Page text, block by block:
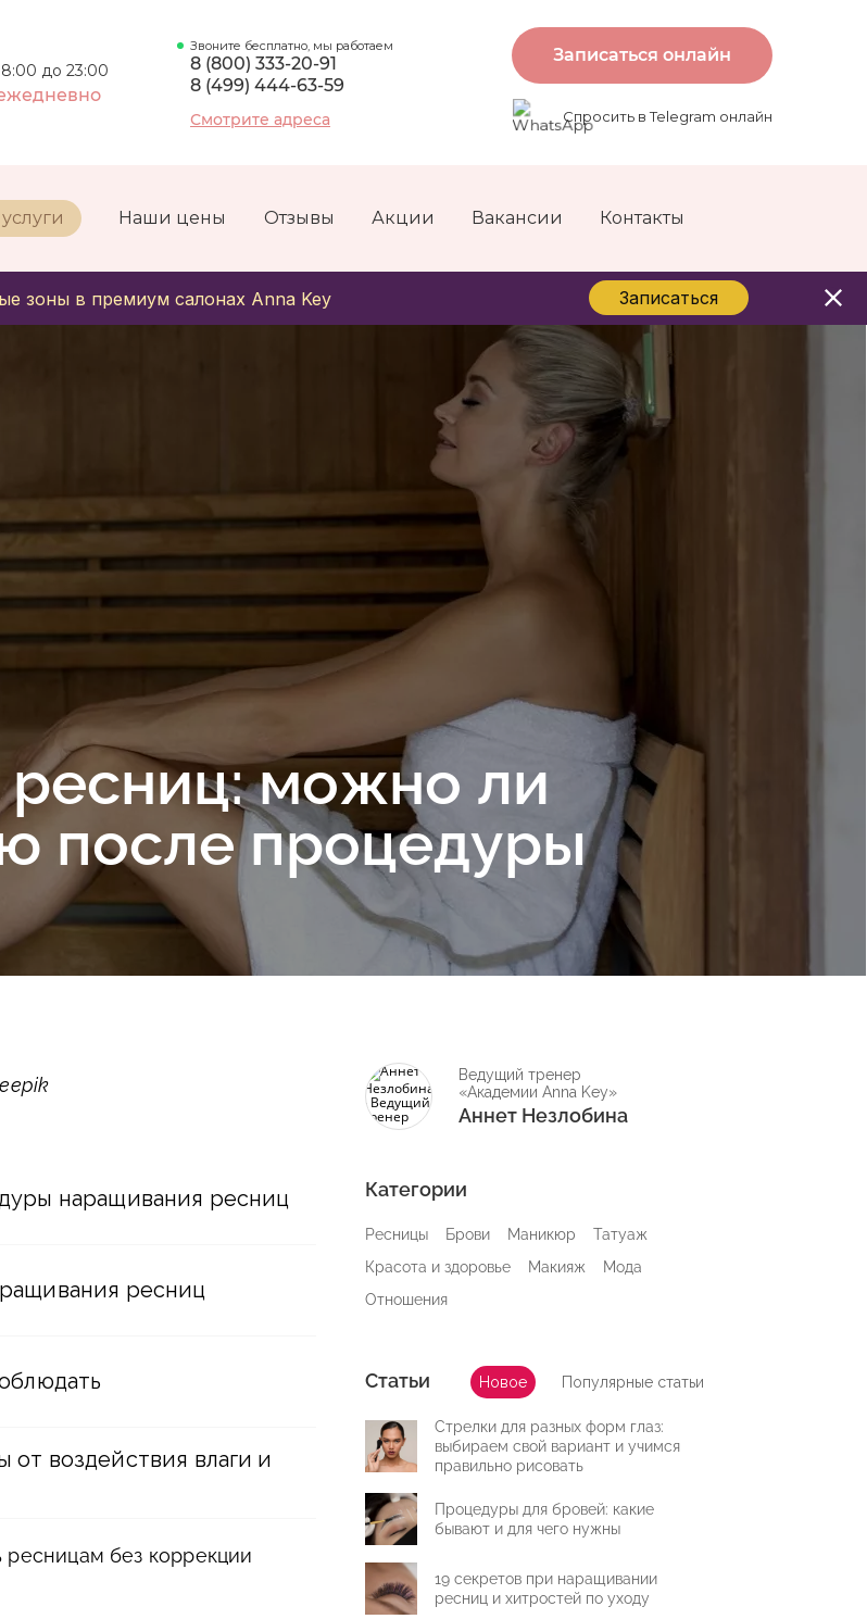
8:00 до 23:00
Звоните бесплатно, мы работаем
8 (800) 333-20-91
8 (499) 444-63-59
Смотрите адреса
Записаться онлайн
Спросить в Telegram онлайн
Наши цены Отзывы Акции Вакансии Контакты
можно ли
после процедуры
наращивания ресниц
ресниц
воздействия влаги и
без коррекции
Ведущий тренер
«Академии Anna Key»
Аннет Незлобина
Категории
Ресницы Брови Маникюр
Татуаж
Красота и здоровье
Макияж
Мода
Отношения
Статьи Новое Популярные статьи
Стрелки для разных форм глаз:
выбираем свой вариант и учимся
правильно рисовать
Процедуры для бровей: какие
бывают и для чего нужны
19 секретов при наращивании
ресниц и хитростей по уходу
зоны в премиум салонах Anna Key Записаться